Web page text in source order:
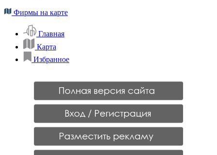
Фирмы на карте
Главная
Карта
Избранное